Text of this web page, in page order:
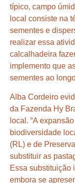
típico, campo
local consiste na
sementes e
realizar essa
calcalhadeira
implemento que
sementes ao
Alba Cordeiro
da Fazenda Hy
local. “A
biodiversidade
(RL) e de
substituir as
Essa substituição
embora se